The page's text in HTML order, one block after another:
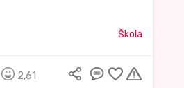
Škola
2,61